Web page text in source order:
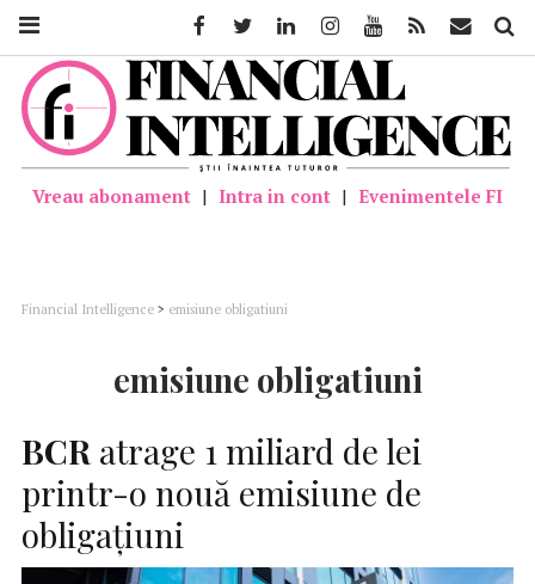
Vreau abonament | Intra in cont | Evenimentele FI
Financial Intelligence > emisiune obligatiuni
emisiune obligatiuni
BCRatrage 1 miliard de lei
printr-o nouă emisiune de
obligațiuni
FacebookTwitter LinkedinInstagramYoutube Feed Mail